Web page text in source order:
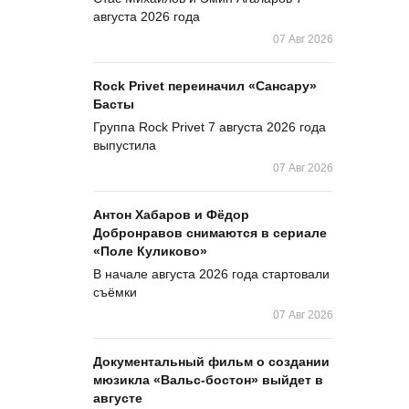
августа 2026 года
07 Авг 2026
Rock Privet переиначил «Сансару»
Басты
Группа Rock Privet 7 августа 2026 года
выпустила
07 Авг 2026
Антон Хабаров и Фёдор
Добронравов снимаются в сериале
«Поле Куликово»
В начале августа 2026 года стартовали
съёмки
07 Авг 2026
Документальный фильм о создании
мюзикла «Вальс-бостон» выйдет в
августе